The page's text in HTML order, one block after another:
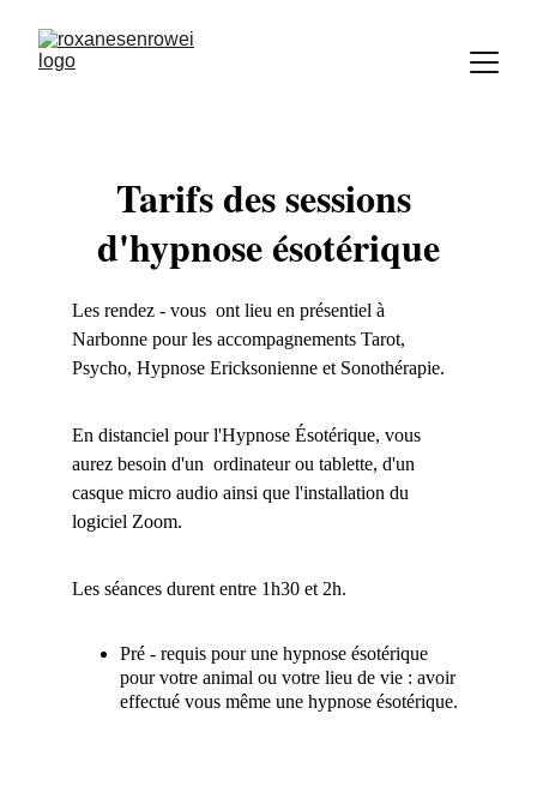
Tarifs des sessions
d'hypnose ésotérique
Les rendez - vous  ont lieu en présentiel à
Narbonne pour les accompagnements Tarot,
Psycho, Hypnose Ericksonienne et Sonothérapie.
En distanciel pour l'Hypnose Ésotérique, vous
aurez besoin d'un  ordinateur ou tablette, d'un
casque micro audio ainsi que l'installation du
logiciel Zoom.
Les séances durent entre 1h30 et 2h.
Pré - requis pour une hypnose ésotérique
pour votre animal ou votre lieu de vie : avoir
effectué vous même une hypnose ésotérique.